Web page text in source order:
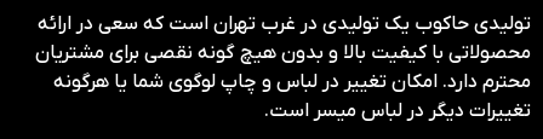
تولیدی حاکوب یک تولیدی در غرب تهران است که سعی در ارائه
محصولاتی با کیفیت بالا و بدون هیچ گونه نقصی برای مشتریان
محترم دارد. امکان تغییر در لباس و چاپ لوگوی شما یا هرگونه
تغییرات دیگر در لباس میسر است.